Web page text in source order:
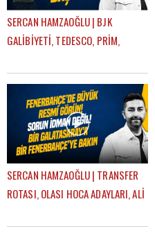
SERCAN HAMZAOĞLU | BJK
GALİBİYETİ, TEDESCO, PRİM,
GÜNDEM FENERBAHÇE
SERCAN HAMZAOĞLU | TRANSFER
ROTASI, OLASI HOCA ADAYLARI, ALİ
FENERBAHÇE